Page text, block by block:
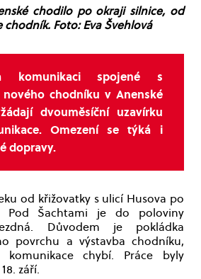
chodilo po okraji silnice, od
Foto: Eva Švehlová
komunikaci spojené s
chodníku v Anenské
dvouměsíční uzavírku
Omezení se týká i
dopravy.
od křižovatky s ulicí Husova po
Pod Šachtami je do poloviny
Důvodem je pokládka
povrchu a výstavba chodníku,
chybí. Práce byly
září.